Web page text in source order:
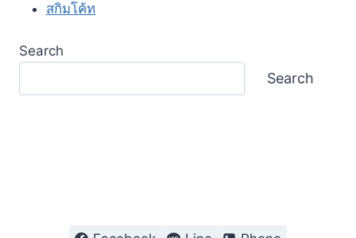
สกิมโค้ท
Search
Search